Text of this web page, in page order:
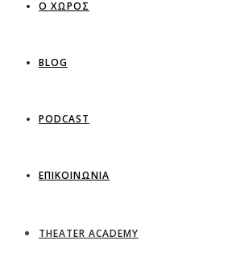
Ο ΧΩΡΟΣ
BLOG
PODCAST
ΕΠΙΚΟΙΝΩΝΙΑ
THEATER ACADEMY